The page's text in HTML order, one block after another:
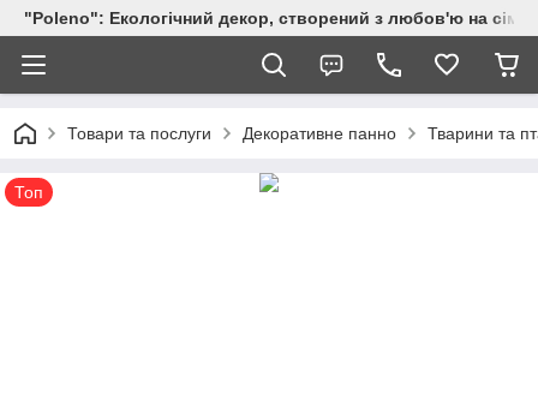
"Poleno": Екологічний декор, створений з любов'ю на
Товари та послуги Декоративне панно Тварини та
Топ